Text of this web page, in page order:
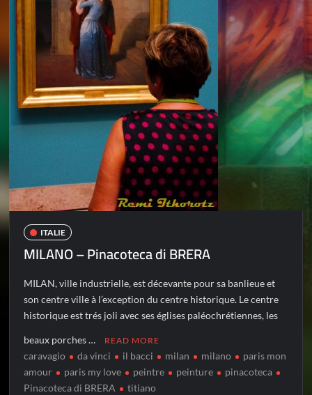
ITALIE
MILANO – Pinacoteca di BRERA
MILAN, ville industrielle, est décevante pour sa banlieue et
son centre ville à l’exception du centre historique. Le centre
historique est trés joli avec ses églises paléochrétiennes, les
beaux porches … READ MORE
caravagio da vinci il bacci milan milano
paris mon
amour
paris my love peintre peinture
pinacoteca
Pinacoteca di BRERA
titiano